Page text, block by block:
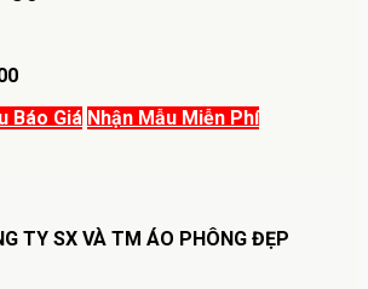
Báo Giá Nhận Mẫu Miễn Phí
TY SX VÀ TM ÁO PHÔNG ĐẸP